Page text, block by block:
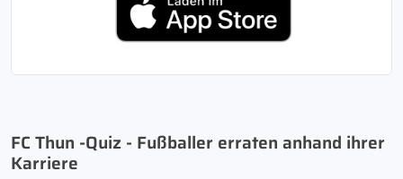
FC Thun -Quiz - Fußballer erraten anhand ihrer
Karriere